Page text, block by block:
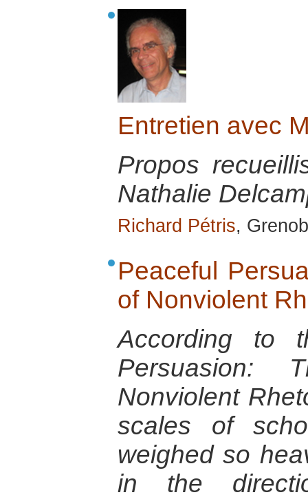
Entretien avec
Propos
Nathalie
Richard Pétris,
Peaceful
of Nonviolent
According to
Persuasion:
Nonviolent
scales of
weighed so
in the